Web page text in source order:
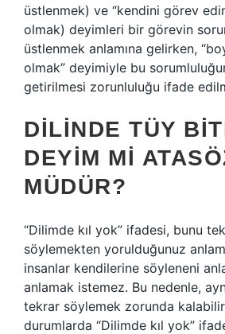
üstlenmek) ve “kendini görev
olmak) deyimleri bir görevin
üstlenmek anlamına gelirken,
olmak” deyimiyle bu
getirilmesi zorunluluğu ifade
DILINDE TÜY
DEYIM MI
MÜDÜR?
“Dilimde kıl yok” ifadesi, bunu
söylemekten yorulduğunuz
insanlar kendilerine söyleneni
anlamak istemez. Bu nedenle,
tekrar söylemek zorunda
durumlarda “Dilimde kıl yok”